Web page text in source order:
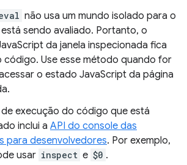
não usa um mundo isolado para o
sendo avaliado. Portanto, o
da janela inspecionada fica
código. Use esse método quando for
o estado JavaScript da página
execução do código que está
inclui a API do console das
para desenvolvedores. Por exemplo,
usar inspect e $0 .